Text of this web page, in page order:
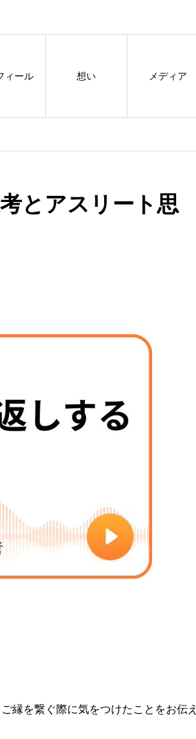
ィール 想い メディア
とアスリート思
縁を繋ぐ際に気をつけたことをお伝え